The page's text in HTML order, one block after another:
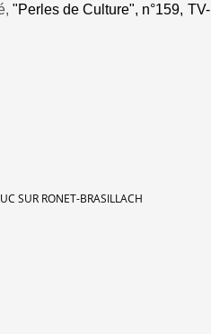
"Perles de Culture", n°159, TV-
SUR RONET-BRASILLACH